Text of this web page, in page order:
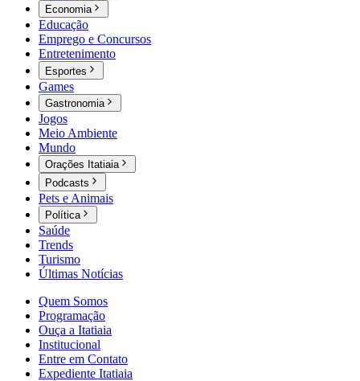
Economia
Educação
Emprego e Concursos
Entretenimento
Esportes
Games
Gastronomia
Jogos
Meio Ambiente
Mundo
Orações Itatiaia
Podcasts
Pets e Animais
Política
Saúde
Trends
Turismo
Últimas Notícias
Quem Somos
Programação
Ouça a Itatiaia
Institucional
Entre em Contato
Expediente Itatiaia